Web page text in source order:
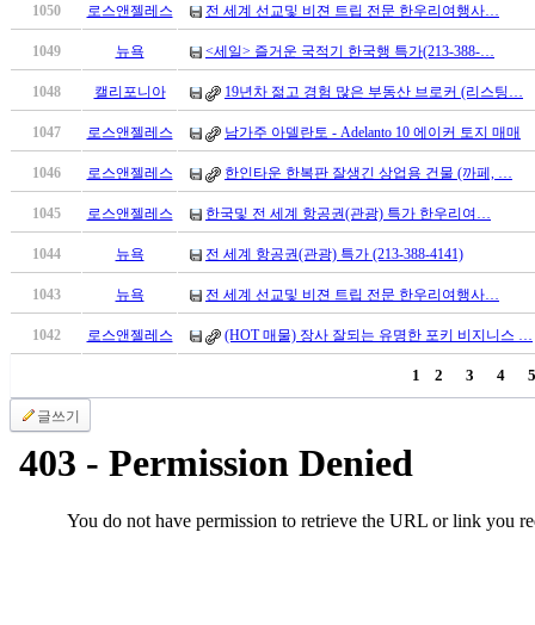
넷
minky
체
안
브
국
소
야
우
1050 로스앤젤레스 전 세계 선교및 비젼 트립 전문 한우리여행사…
1049 뉴욕 <세일> 즐거운 국적기 한국행 특가(213-388-…
1048 캘리포니아 19년차 젊고 경험 많은 부동산 브로커 (리스팅…
1047 로스앤젤레스 남가주 아델란토 - Adelanto 10 에이커 토지 매매
1046 로스앤젤레스 한인타운 한복판 잘생긴 상업용 건물 (까페, …
1045 로스앤젤레스 한국및 전 세계 항공권(관광) 특가 한우리여…
1044 뉴욕 전 세계 항공권(관광) 특가 (213-388-4141)
1043 뉴욕 전 세계 선교및 비젼 트립 전문 한우리여행사…
1042 로스앤젤레스 (HOT 매물) 장사 잘되는 유명한 포키 비지니스 …
1 2 3 4 5
글쓰기